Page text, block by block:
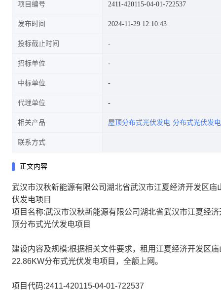
天赐22.86kw屋顶分布式光伏发
电项目
项目编号 2411-420115-04-01-722537
发布时间 2024-11-29 12:10:43
投标截止时间
招标单位
中标单位
代理单位
相关产品 屋顶分布式光伏发电 分布式光伏发电
联系方式
正文内容
武汉市汉秋新能源有限公司湖北省武汉市江夏经济开发区
伏发电项目
项目名称:武汉市汉秋新能源有限公司湖北省武汉市江夏经
顶分布式光伏发电项目
建设内容及规模:根据相关文件要求，租用江夏经济开发区
22.86KW分布式光伏发电项目，全额上网。
项目代码:2411-420115-04-01-722537